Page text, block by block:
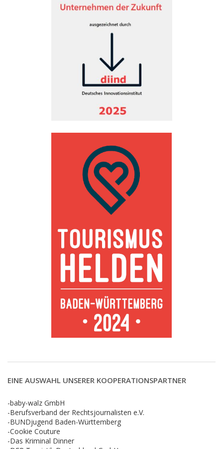
EINE AUSWAHL UNSERER KOOPERATIONSPARTNER
-baby-walz GmbH
-Berufsverband der Rechtsjournalisten e.V.
-BUNDjugend Baden-Württemberg
-Cookie Couture
-Das Kriminal Dinner